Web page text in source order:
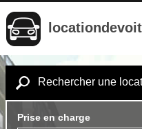
Rechercher une
Prise en charge